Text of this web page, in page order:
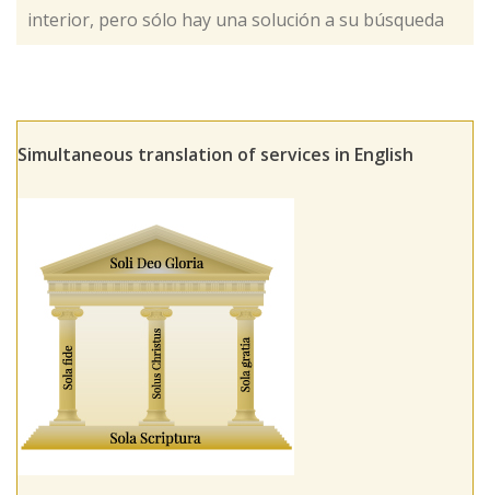
interior, pero sólo hay una solución a su búsqueda
Simultaneous translation of services in English